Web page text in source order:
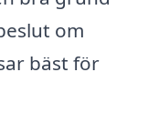
om
bäst för